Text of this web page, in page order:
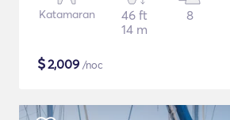
Katamaran
46 ft
14 m
8
$2,009 /noc